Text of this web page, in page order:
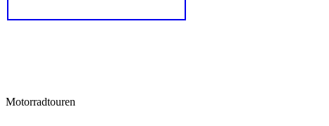
Motorradtouren